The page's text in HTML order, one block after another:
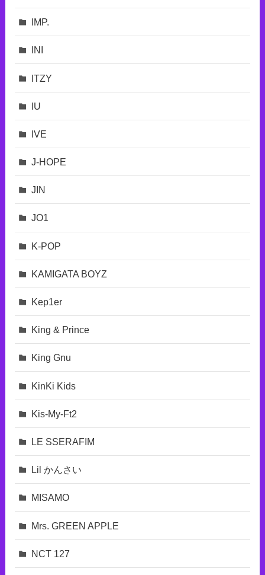
IMP.
INI
ITZY
IU
IVE
J-HOPE
JIN
JO1
K-POP
KAMIGATA BOYZ
Kep1er
King & Prince
King Gnu
KinKi Kids
Kis-My-Ft2
LE SSERAFIM
Lil かんさい
MISAMO
Mrs. GREEN APPLE
NCT 127